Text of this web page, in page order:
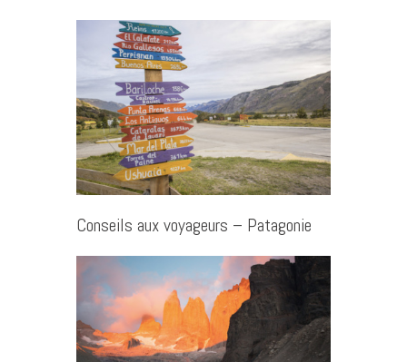
Conseils aux voyageurs – Patagonie